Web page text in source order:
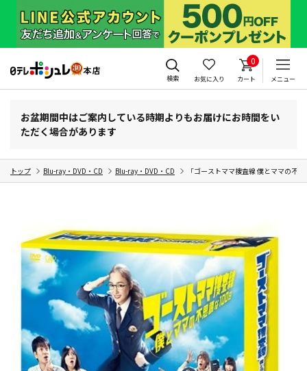
検索 お気に入り
0
カート メニュー
お盆期間中はご案内している時期よりもお届けにお時間をい
ただく場合があります
トップ Blu-ray・DVD・CD Blu-ray・DVD・CD 「ゴーストママ捜査線 僕とママの不